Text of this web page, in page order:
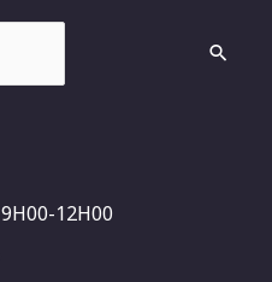
9H00-12H00